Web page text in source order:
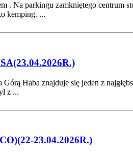
. Na parkingu zamkniętego centrum
kemping. ...
Haba znajduje się jeden z
z ...
23.04.2026R.)